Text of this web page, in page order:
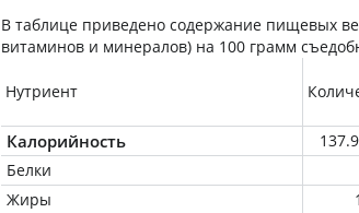
В таблице приведено содержание пищевых
витаминов и минералов) на 100 грамм
Нутриент
Калорийность
Белки
Жиры